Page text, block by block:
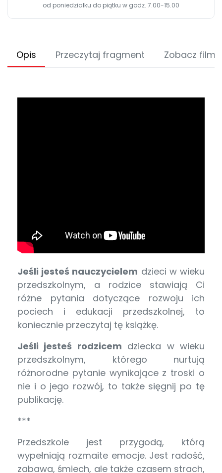
od poniedziałku do piątku w godz. 7.00-15.00
Opis Przeczytaj fragment Zobacz film
Jeśli jesteś nauczycielem dzieci w wieku
przedszkolnym, a rodzice stawiają Ci
różne pytania dotyczące rozwoju ich
pociech i edukacji przedszkolnej, to
koniecznie przeczytaj tę książkę.
Jeśli jesteś rodzicem dziecka w wieku
przedszkolnym, którego nurtują
różnorodne pytanie wynikające z troski o
nie i o jego rozwój, to także sięgnij po tę
publikację.
***
Przedszkole jest przygodą, którą
wypełniają rozmaite emocje. Jest radość,
zabawa, śmiech, ale także czasem strach,